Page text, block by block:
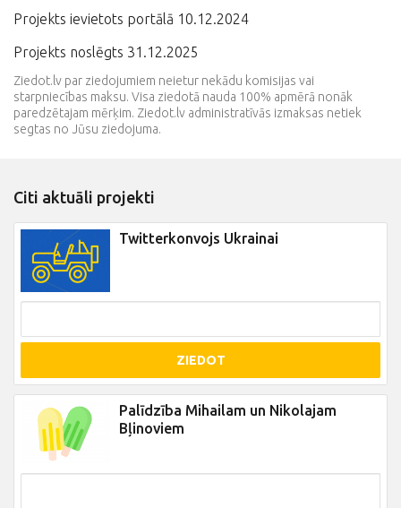
Projekts ievietots portālā 10.12.2024
Projekts noslēgts 31.12.2025
Ziedot.lv par ziedojumiem neietur nekādu komisijas vai
starpniecības maksu. Visa ziedotā nauda 100% apmērā nonāk
paredzētajam mērķim. Ziedot.lv administratīvās izmaksas netiek
segtas no Jūsu ziedojuma.
Citi aktuāli projekti
Twitterkonvojs Ukrainai
ZIEDOT
Palīdzība Mihailam un Nikolajam
Bļinoviem